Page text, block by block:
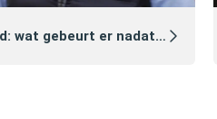
er nadat je een auto hebt gekocht?